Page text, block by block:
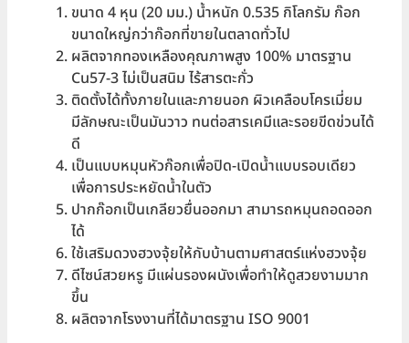
ขนาด 4 หุน (20 มม.) น้ำหนัก 0.535 กิโลกรัม ก๊อก
ขนาดใหญ่กว่าก๊อกที่ขายในตลาดทั่วไป
ผลิตจากทองเหลืองคุณภาพสูง 100% มาตรฐาน
Cu57-3 ไม่เป็นสนิม ไร้สารตะกั่ว
ติดตั้งได้ทั้งภายในและภายนอก ผิวเคลือบโครเมี่ยม
มีลักษณะเป็นมันวาว ทนต่อสารเคมีและรอยขีดข่วนได้
ดี
เป็นแบบหมุนหัวก๊อกเพื่อปิด-เปิดน้ำแบบรอบเดียว
เพื่อการประหยัดน้ำในตัว
ปากก๊อกเป็นเกลียวยื่นออกมา สามารถหมุนถอดออก
ได้
ใช้เสริมดวงฮวงจุ้ยให้กับบ้านตามศาสตร์แห่งฮวงจุ้ย
ดีไซน์สวยหรู มีแผ่นรองผนังเพื่อทำให้ดูสวยงามมาก
ขึ้น
ผลิตจากโรงงานที่ได้มาตรฐาน ISO 9001